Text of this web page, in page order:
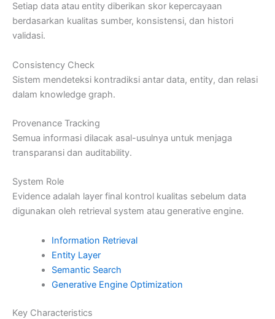
Setiap data atau entity diberikan skor kepercayaan
berdasarkan kualitas sumber, konsistensi, dan histori
validasi.
Consistency Check
Sistem mendeteksi kontradiksi antar data, entity, dan relasi
dalam knowledge graph.
Provenance Tracking
Semua informasi dilacak asal-usulnya untuk menjaga
transparansi dan auditability.
System Role
Evidence adalah layer final kontrol kualitas sebelum data
digunakan oleh retrieval system atau generative engine.
Information Retrieval
Entity Layer
Semantic Search
Generative Engine Optimization
Key Characteristics